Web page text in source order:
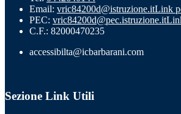
Email: vric84200d@istruzione.itLink
PEC: vric84200d@pec.istruzione.it
C.F.: 82000470235
accessibilta@icbarbarani.com
Sezione Link Utili